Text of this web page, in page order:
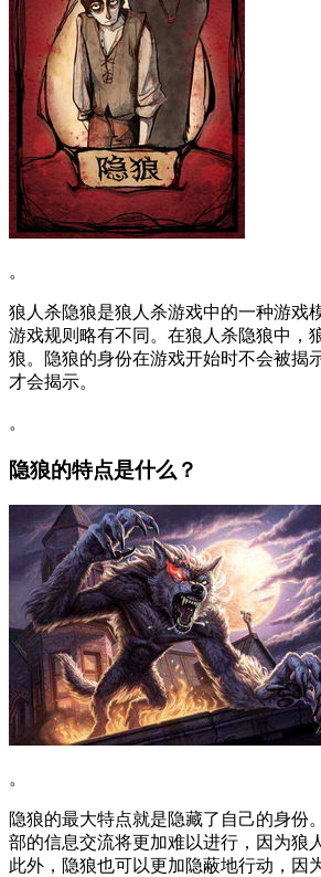
。
狼人杀隐狼是狼人杀游戏中的一种游戏
游戏规则略有不同。在狼人杀隐狼中，
狼。隐狼的身份在游戏开始时不会被揭
才会揭示。
。
隐狼的特点是什么？
。
隐狼的最大特点就是隐藏了自己的身份
部的信息交流将更加难以进行，因为狼
此外，隐狼也可以更加隐蔽地行动，因